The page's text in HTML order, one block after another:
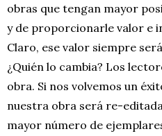
obras que tengan mayor
y de proporcionarle valor e
Claro, ese valor siempre
¿Quién lo cambia? Los
obra. Si nos volvemos un
nuestra obra será re-
mayor número de